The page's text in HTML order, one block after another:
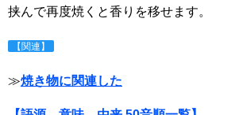
挟んで再度焼くと香りを移せます。
【関連】
≫焼き物に関連した